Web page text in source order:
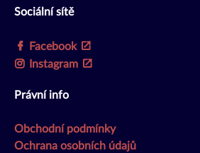
Sociální sítě
Facebook
Instagram
Právní info
Obchodní podmínky
Ochrana osobních údajů